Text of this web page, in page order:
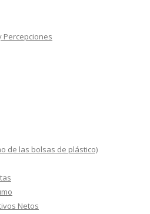
Percepciones
de las bolsas de plástico)
Netos